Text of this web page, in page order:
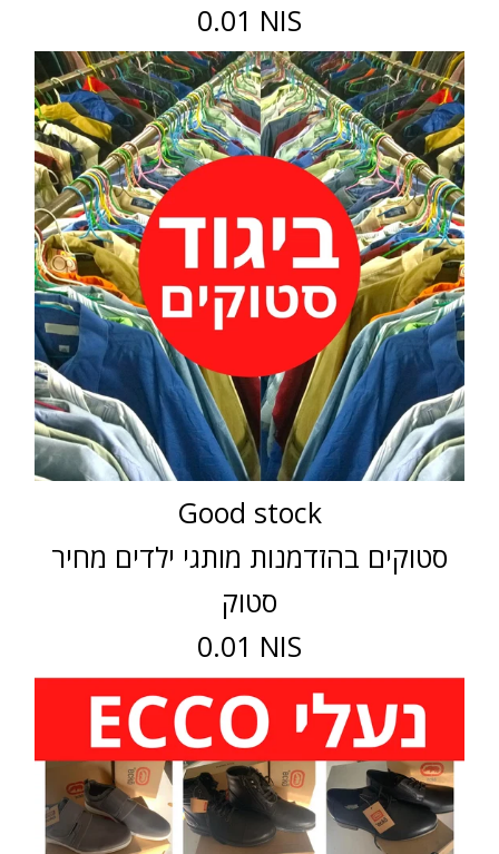
0.01 NIS
Good stock
סטוקים בהזדמנות מותגי ילדים מחיר
סטוק
0.01 NIS